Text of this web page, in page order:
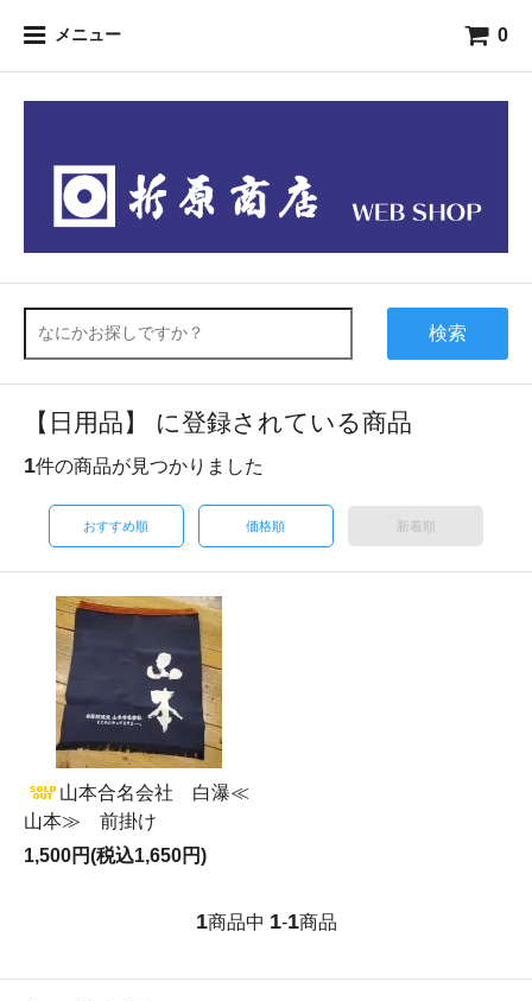
メニュー 0
検索
【日用品】 に登録されている商品
1件の商品が見つかりました
おすすめ順 価格順 新着順
山本合名会社 白瀑≪
山本≫ 前掛け
1,500円(税込1,650円)
1商品中 1-1商品